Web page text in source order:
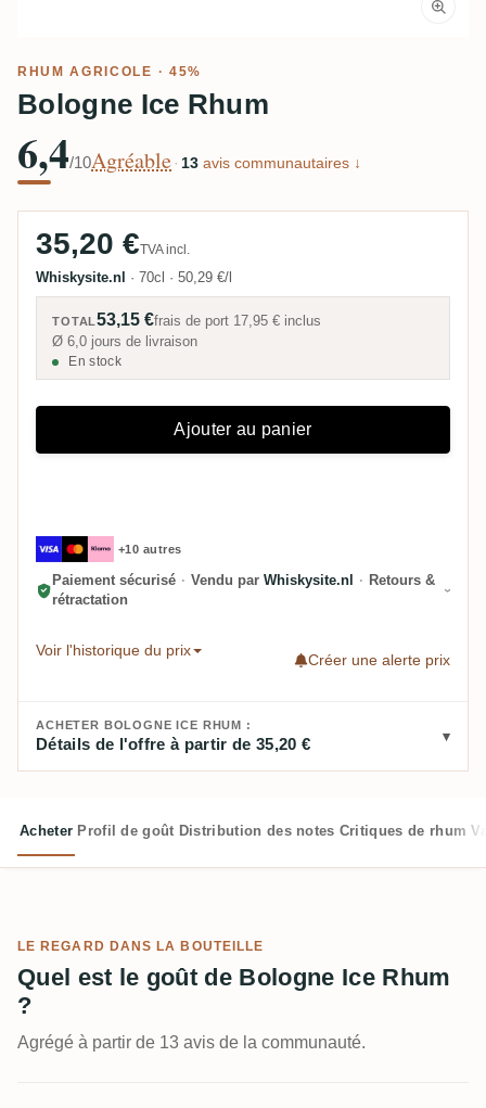
RHUM AGRICOLE · 45%
Bologne Ice Rhum
6,4/10Agréable · 13 avis communautaires ↓
35,20 €TVA incl.
Whiskysite.nl · 70cl · 50,29 €/l
TOTAL53,15 €frais de port 17,95 € inclus
Ø 6,0 jours de livraison
En stock
Ajouter au panier
+10 autres
Paiement sécurisé · Vendu par Whiskysite.nl · Retours &
rétractation
Voir l'historique du prix
Créer une alerte prix
ACHETER BOLOGNE ICE RHUM :
Détails de l'offre à partir de 35,20 €
Acheter Profil de goût Distribution des notes Critiques de rhum
LE REGARD DANS LA BOUTEILLE
Quel est le goût de Bologne Ice Rhum
?
Agrégé à partir de 13 avis de la communauté.